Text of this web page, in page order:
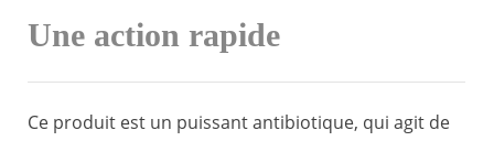
Une action rapide
Ce produit est un puissant antibiotique, qui agit de